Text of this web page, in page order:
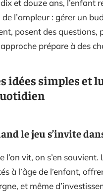
et douze ans, l’enfant
de l’ampleur : gérer un
posent des questions,
prépare à des
idées simples et
le jeu s’invite
l’on vit, on s’en
à l’âge de l’enfant,
et même